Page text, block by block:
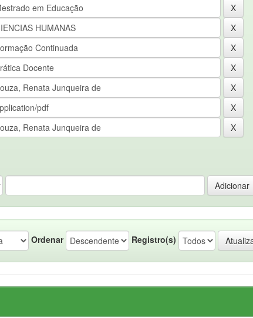
Ordenar Registro(s)